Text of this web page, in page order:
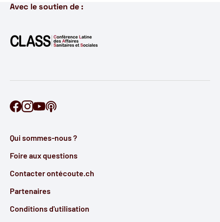
Avec le soutien de :
Retrouve Ontécoute sur Facebook
Retrouve Ontécoute sur Instagram
Retrouve Ontécoute sur YouTube
Qui sommes-nous ?
Foire aux questions
Contacter ontécoute.ch
Partenaires
Conditions d'utilisation